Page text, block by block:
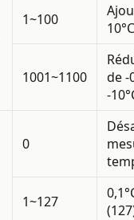
1~100
1001~1100
de -
-
0
1~127